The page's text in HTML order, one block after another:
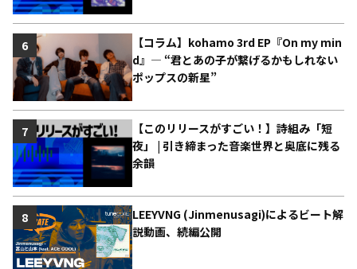
【コラム】kohamo 3rd EP『On my min
d』― “君とあの子が繋げるかもしれない
ポップスの新星”
6
【このリリースがすごい！】詩組み「短
夜」 | 引き締まった音楽世界と奥底に残る
余韻
7
LEEYVNG (Jinmenusagi)によるビート解
説動画、続編公開
8